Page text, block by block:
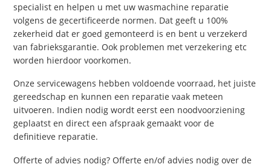
specialist en helpen u met uw wasmachine reparatie
volgens de gecertificeerde normen. Dat geeft u 100%
zekerheid dat er goed gemonteerd is en bent u verzekerd
van fabrieksgarantie. Ook problemen met verzekering etc
worden hierdoor voorkomen.
Onze servicewagens hebben voldoende voorraad, het juiste
gereedschap en kunnen een reparatie vaak meteen
uitvoeren. Indien nodig wordt eerst een noodvoorziening
geplaatst en direct een afspraak gemaakt voor de
definitieve reparatie.
Offerte of advies nodig? Offerte en/of advies nodig over de